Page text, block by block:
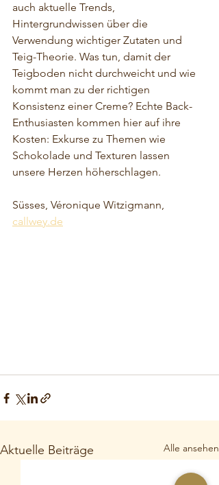
auch aktuelle Trends,
Hintergrundwissen über die
Verwendung wichtiger Zutaten und
Teig-Theorie. Was tun, damit der
Teigboden nicht durchweicht und wie
kommt man zu der richtigen
Konsistenz einer Creme? Echte Back-
Enthusiasten kommen hier auf ihre
Kosten: Exkurse zu Themen wie
Schokolade und Texturen lassen
unsere Herzen höherschlagen.
Süsses, Véronique Witzigmann,
callwey.de
Aktuelle Beiträge Alle ansehen